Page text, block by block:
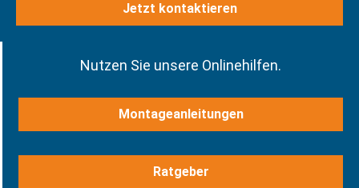
Jetzt kontaktieren
Nutzen Sie unsere Onlinehilfen.
Montageanleitungen
Ratgeber